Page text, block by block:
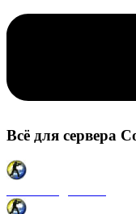
Всё для сервера